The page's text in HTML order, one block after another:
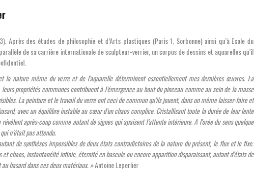
Après des études de philosophie et d’Arts plastiques (Paris 1, Sorbonne) ainsi qu’à Ecole du
de sa carrière internationale de sculpteur-verrier, un corpus de dessins et aquarelles qu’il
la nature même du verre et de l’aquarelle déterminent essentiellement mes dernières œuvres. La
propriétés communes contribuent à l’émergence au bout du pinceau comme au sein de la masse
La peinture et le travail du verre ont ceci de commun qu’ils jouent, dans un même laisser-faire et
avec un équilibre instable au cœur d’un chaos complice. Cristallisant toute la durée de leur lente
après-coup comme autant de signes qui apaisent l’attente intérieure. A l’orée du sens quelque
n’était pas attendu.
de synthèses impossibles de deux états contradictoires de la nature du présent, le flux et le fixe.
chaos, instantanéité infinie, éternité en bascule ou encore apparition disparaissant, autant d’états de
hasard dans ces deux matériaux. »Antoine Leperlier